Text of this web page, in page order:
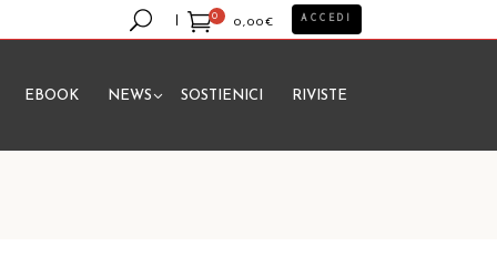
0
0,00€
prodotto nel carrello.
ACCEDI
EBOOK NEWS SOSTIENICI RIVISTE